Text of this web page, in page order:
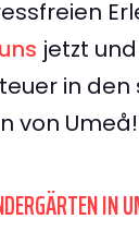
jetzt
in
von Umeå!
IN